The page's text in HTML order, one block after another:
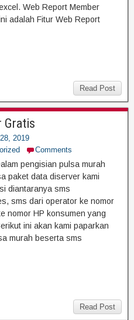
Web Report Member
adalah Fitur Web Report
Read Post
Gratis
2019
Comments
pengisian pulsa murah
paket data diserver kami
diantaranya sms
sms dari operator ke nomor
nomor HP konsumen yang
ini akan kami paparkan
murah beserta sms
Read Post